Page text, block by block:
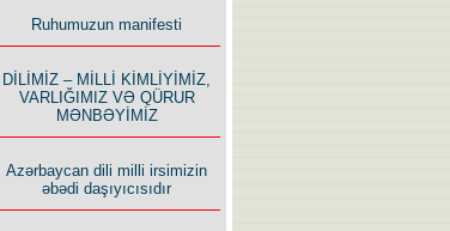
İlham İsmayıl yazır:
Ruhumuzun manifesti
DİLİMİZ – MİLLİ KİMLİYİMİZ,
VARLIĞIMIZ VƏ QÜRUR
MƏNBƏYİMİZ
Azərbaycan dili milli irsimizin
əbədi daşıyıcısıdır